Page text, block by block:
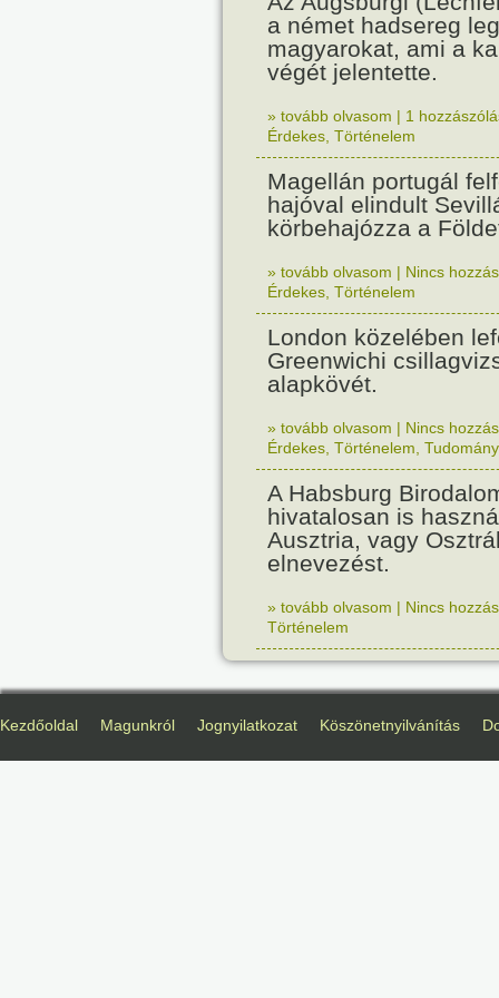
a német hadsereg
magyarokat, ami a
végét jelentette.
» tovább olvasom | 1
Érdekes Történelem
Magellán portugál
hajóval elindult
körbehajózza a
» tovább olvasom | Nincs
Érdekes Történelem
London közelében
Greenwichi
alapkövét.
» tovább olvasom | Nincs
Érdekes Történelem Tudomány
A Habsburg
hivatalosan is
Ausztria, vagy
elnevezést.
» tovább olvasom | Nincs
Történelem
Kezdőoldal Magunkról Jognyilatkozat Köszönetnyilvánítás